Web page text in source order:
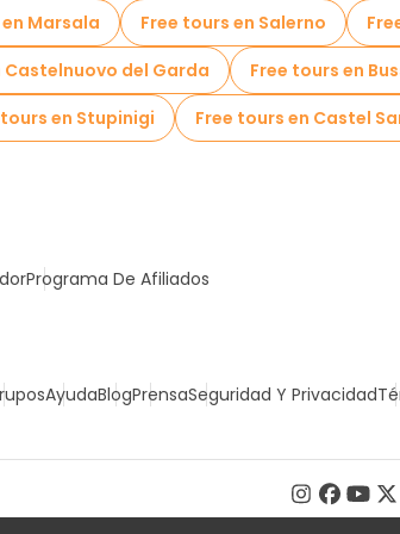
Marsala Free tours en Salerno
Castelnuovo del Garda Free tours en
en Stupinigi Free tours en Castel
Programa De Afiliados
AyudaBlogPrensaSeguridad Y Privacidad